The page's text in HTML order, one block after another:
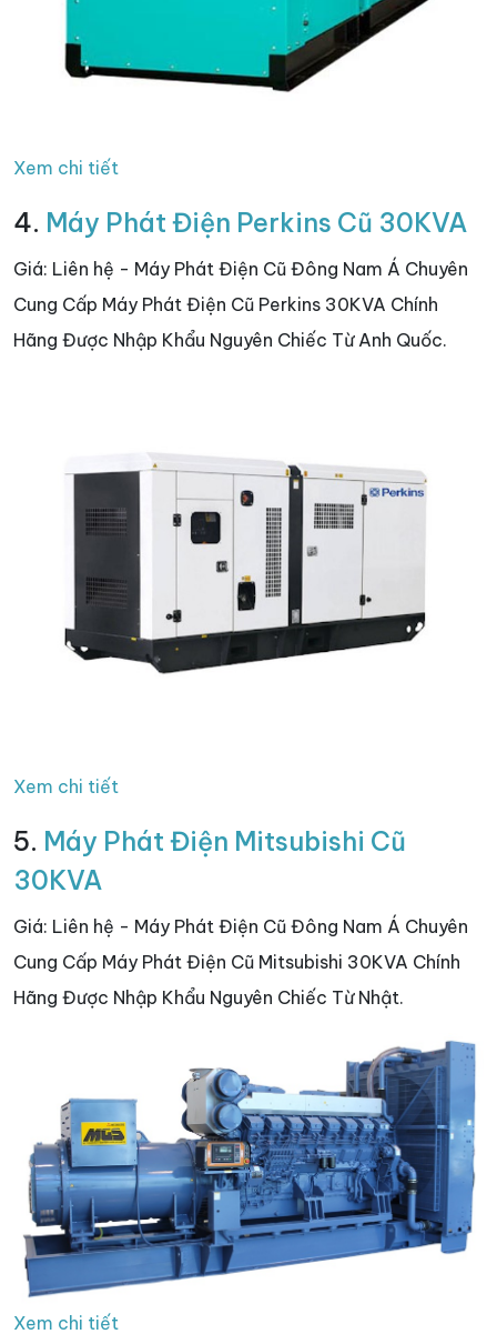
Xem chi tiết
4. Máy Phát Điện Perkins Cũ 30KVA
Giá: Liên hệ - Máy Phát Điện Cũ Đông Nam Á Chuyên
Cung Cấp Máy Phát Điện Cũ Perkins 30KVA Chính
Hãng Được Nhập Khẩu Nguyên Chiếc Từ Anh Quốc.
Xem chi tiết
5. Máy Phát Điện Mitsubishi Cũ
30KVA
Giá: Liên hệ - Máy Phát Điện Cũ Đông Nam Á Chuyên
Cung Cấp Máy Phát Điện Cũ Mitsubishi 30KVA Chính
Hãng Được Nhập Khẩu Nguyên Chiếc Từ Nhật.
Xem chi tiết